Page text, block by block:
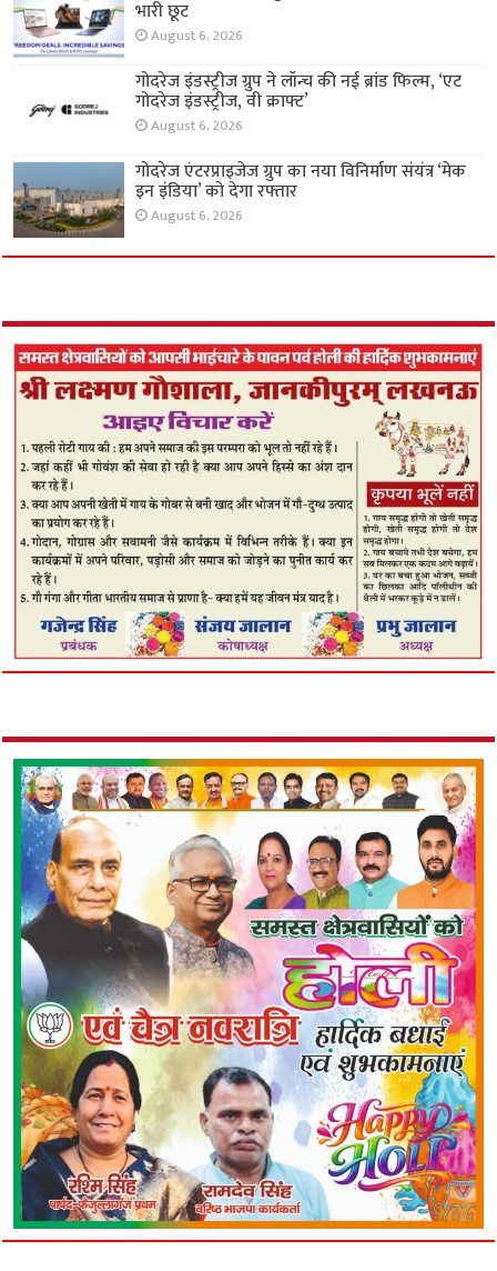
भारी छूट
August 6, 2026
गोदरेज इंडस्ट्रीज ग्रुप ने लॉन्च की नई ब्रांड फिल्म, ‘एट
गोदरेज इंडस्ट्रीज, वी क्राफ्ट’
August 6, 2026
गोदरेज एंटरप्राइजेज ग्रुप का नया विनिर्माण संयंत्र ‘मेक
इन इंडिया’ को देगा रफ्तार
August 6, 2026